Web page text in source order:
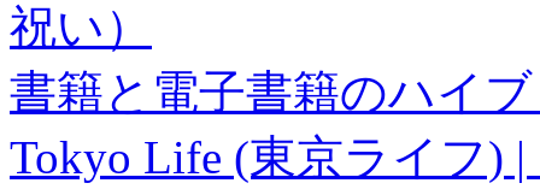
祝い）
書籍と電子書籍のハイ
Tokyo Life (東京ライフ)